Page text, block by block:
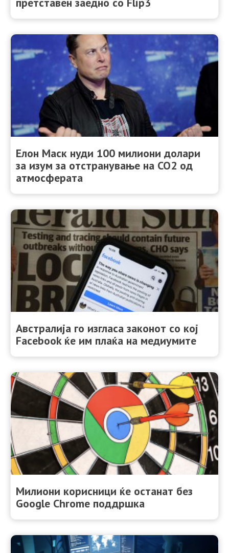
Елон Маск нуди 100 милиони долари
за изум за отстранување на CO2 од
атмосферата
Австралија го изгласа законот со кој
Facebook ќе им плаќа на медиумите
Милиони корисници ќе останат без
Google Chrome поддршка